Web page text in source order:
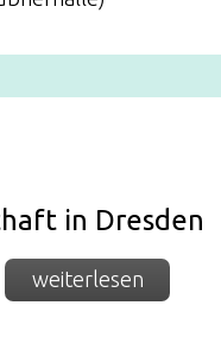
in Dresden
weiterlesen